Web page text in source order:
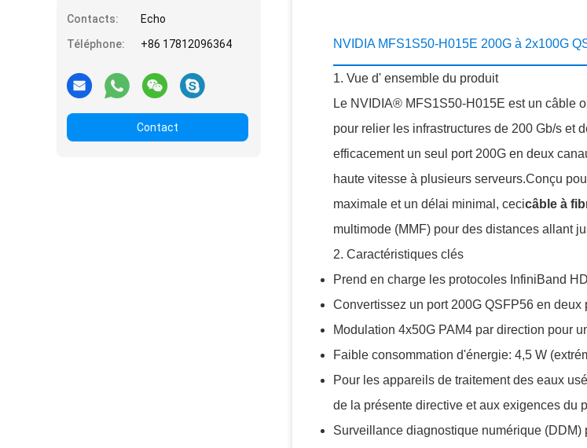
Contacts:
Echo
Téléphone:
+86 17812096364
Contact
NVIDIA MFS1S50-H015E 200G à 2x100G
1. Vue d' ensemble du produit
Le NVIDIA® MFS1S50-H015E est un câble
pour relier les infrastructures de 200 Gb/s et
efficacement un seul port 200G en deux
haute vitesse à plusieurs serveurs.Conçu
maximale et un délai minimal, cecicâble à
multimode (MMF) pour des distances allant
2. Caractéristiques clés
Prend en charge les protocoles InfiniBand
Convertissez un port 200G QSFP56 en deux
Modulation 4x50G PAM4 par direction pour
Faible consommation d'énergie: 4,5 W
Pour les appareils de traitement des eaux
de la présente directive et aux exigences du
Surveillance diagnostique numérique (DDM)